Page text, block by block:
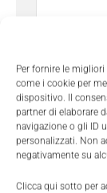
Per fornire le
come i cookie per
dispositivo. Il
partner di elaborare
navigazione o gli ID
personalizzati. Non
negativamente su
Clicca qui sotto per
Ho letto e
do il
Tecniche